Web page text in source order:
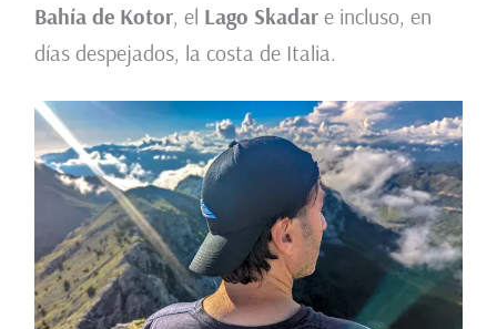
Bahía de Kotor, el Lago Skadare incluso, en
días despejados, la costa de Italia.